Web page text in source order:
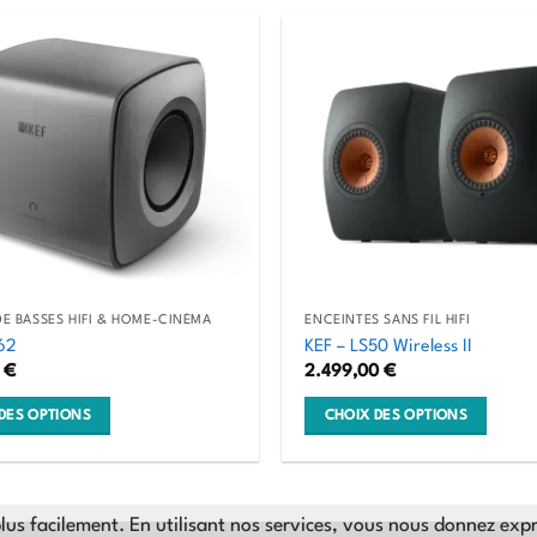
variations.
Les
options
peuvent
être
choisies
page
du
produit
BASSES HIFI & HOME-CINÉMA
€
OPTIONS
ENCEINTES SANS FIL HIFI
KEF – LS50 Wireless II
2.499,00€
CHOIX DES OPTIONS
facilement. En utilisant nos services, vous nous donnez